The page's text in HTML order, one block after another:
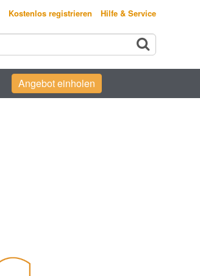
Kostenlos registrieren Hilfe & Service
Angebot einholen